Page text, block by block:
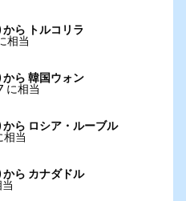
ら トルコリラ
相当
ら 韓国ウォン
に相当
ら ロシア・ルーブル
相当
ら カナダドル